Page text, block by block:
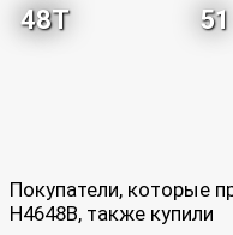
48T 51
Покупатели, которые
H4648B, также купили